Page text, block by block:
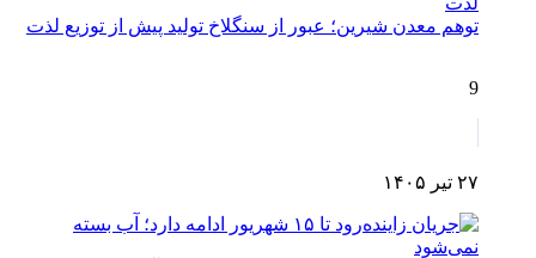
توهم معدن شیرین؛ عبور از سنگلاخ تولید پیش از توزیع لذت
9
۲۷ تیر ۱۴۰۵